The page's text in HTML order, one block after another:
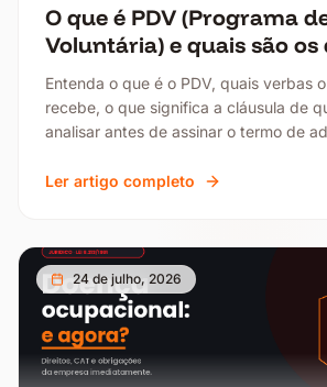
O que é PDV (Programa
Voluntária) e quais são
trabalhador?
Entenda o que é o PDV, quais verbas
recebe, o que significa a cláusula de
analisar antes de assinar o termo de
Ler artigo completo
24 de julho, 2026